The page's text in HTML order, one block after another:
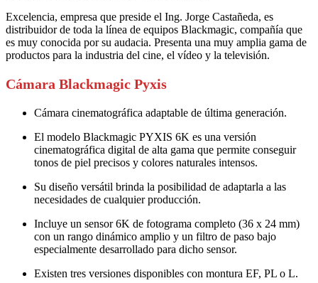
Excelencia, empresa que preside el Ing. Jorge Castañeda, es
distribuidor de toda la línea de equipos Blackmagic, compañía que
es muy conocida por su audacia. Presenta una muy amplia gama de
productos para la industria del cine, el vídeo y la televisión.
Cámara Blackmagic Pyxis
Cámara cinematográfica adaptable de última generación.
El modelo Blackmagic PYXIS 6K es una versión
cinematográfica digital de alta gama que permite conseguir
tonos de piel precisos y colores naturales intensos.
Su diseño versátil brinda la posibilidad de adaptarla a las
necesidades de cualquier producción.
Incluye un sensor 6K de fotograma completo (36 x 24 mm)
con un rango dinámico amplio y un filtro de paso bajo
especialmente desarrollado para dicho sensor.
Existen tres versiones disponibles con montura EF, PL o L.